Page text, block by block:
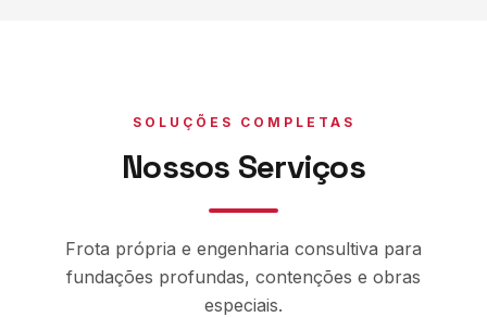
SOLUÇÕES COMPLETAS
Nossos Serviços
Frota própria e engenharia consultiva para
fundações profundas, contenções e obras
especiais.